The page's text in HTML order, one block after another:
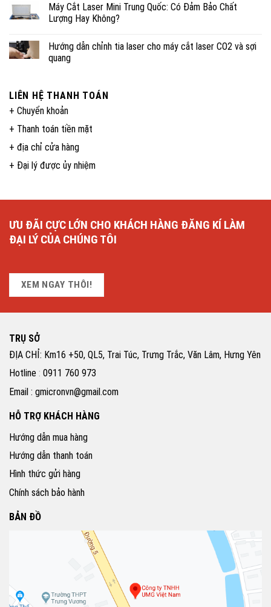
Máy Cắt Laser Mini Trung Quốc: Có Đảm Bảo Chất
Lượng Hay Không?
Hướng dẫn chỉnh tia laser cho máy cắt laser CO2 và sợi
quang
LIÊN HỆ THANH TOÁN
+ Chuyển khoản
+ Thanh toán tiền mặt
+ địa chỉ cửa hàng
+ Đại lý được ủy nhiệm
ƯU ĐÃI CỰC LỚN CHO KHÁCH HÀNG ĐĂNG KÍ LÀM
ĐẠI LÝ CỦA CHÚNG TÔI
XEM NGAY THÔI!
TRỤ SỞ
ĐỊA CHỈ: Km16 +50, QL5, Trai Túc, Trưng Trắc, Văn Lâm, Hưng Yên
Hotline : 0911 760 973
Email : gmicronvn@gmail.com
HỖ TRỢ KHÁCH HÀNG
Hướng dẫn mua hàng
Hướng dẫn thanh toán
Hình thức gửi hàng
Chính sách bảo hành
BẢN ĐỒ